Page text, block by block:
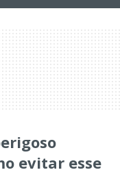
evitar esse